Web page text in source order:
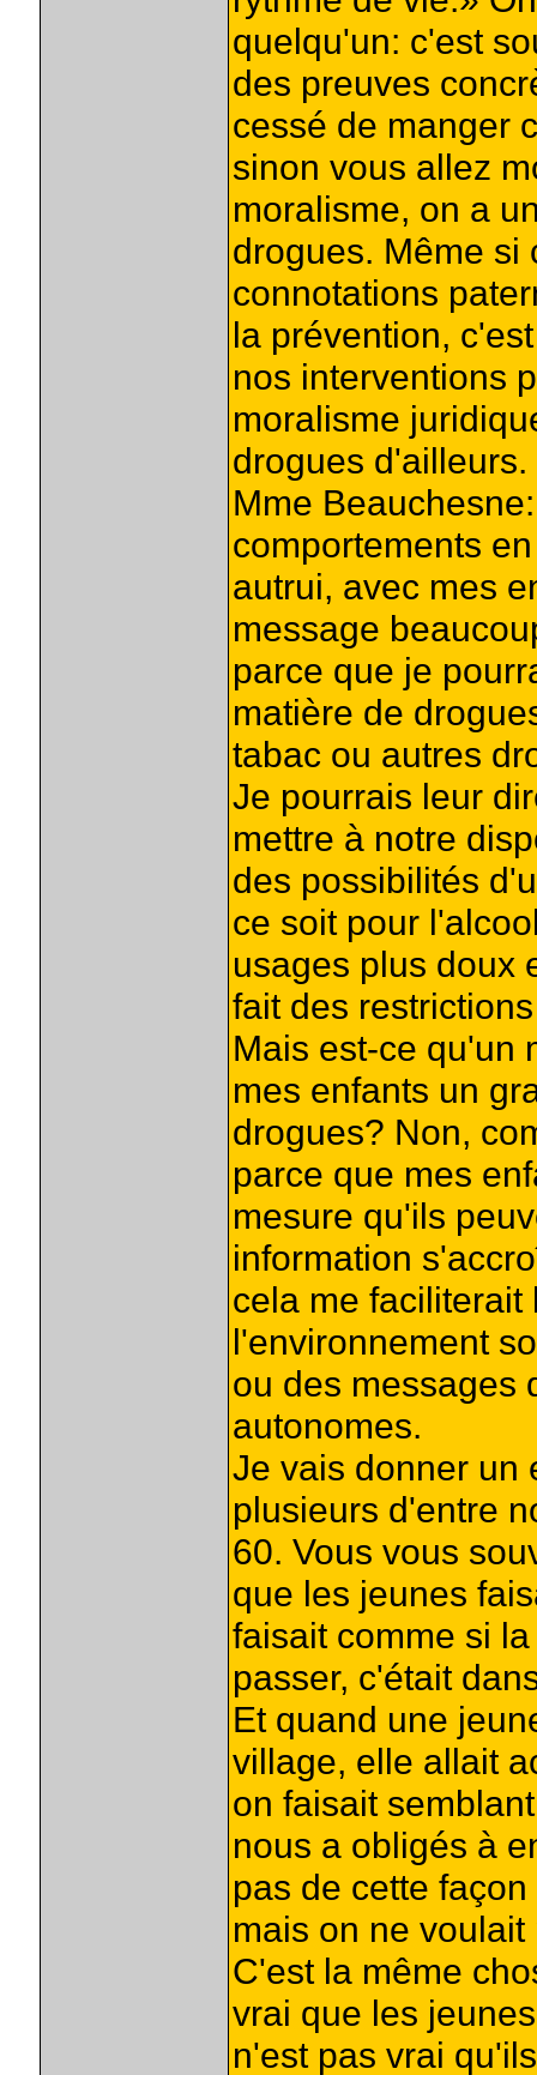
quelqu'un: c'est
des preuves
cessé de manger
sinon vous allez
moralisme, on a
drogues. Même si
connotations
la prévention,
nos interventions
moralisme
drogues d'ailleurs.
Mme
comportements
autrui, avec mes
message
parce que je
matière de
tabac ou autres
Je pourrais leur
mettre à notre
des possibilités
ce soit pour
usages plus doux
fait des
Mais est-ce qu'un
mes enfants un
drogues? Non,
parce que mes
mesure qu'ils
information
cela me faciliterait
l'environnement
ou des messages
autonomes.
Je vais donner un
plusieurs d'entre
60. Vous vous
que les jeunes
faisait comme si
passer, c'était
Et quand une
village, elle allait
on faisait
nous a obligés à
pas de cette
mais on ne voulait
C'est la même
vrai que les
n'est pas vrai